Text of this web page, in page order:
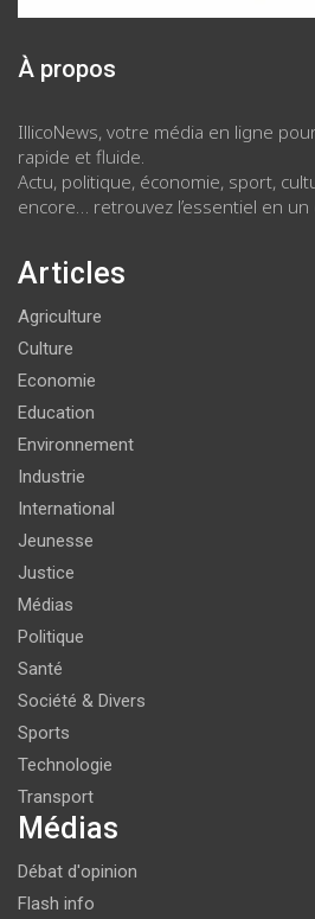
À propos
IllicoNews, votre média en ligne
rapide et fluide.
Actu, politique, économie, sport,
encore… retrouvez l’essentiel en un
Articles
Agriculture
Culture
Economie
Education
Environnement
Industrie
International
Jeunesse
Justice
Médias
Politique
Santé
Société & Divers
Sports
Technologie
Transport
Médias
Débat d'opinion
Flash info